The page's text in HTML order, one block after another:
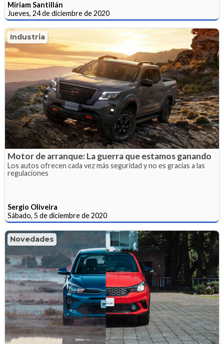
Miriam Santillán
Jueves, 24 de diciembre de 2020
Industria
Motor de arranque: La guerra que estamos ganando
Los autos ofrecen cada vez más seguridad y no es gracias a las
regulaciones
Sergio Oliveira
Sábado, 5 de diciembre de 2020
Novedades